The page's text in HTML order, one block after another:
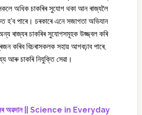
অধিক চাকৰিৰ সুযোগ থকা আন ৰাজ্যলৈ
হ’ব পাৰে। চৰকাৰে এনে সজাগতা অভিযান
অন্য ৰাজ্যৰ চাকৰিৰ সুযোগসমূহক উজ্জ্বল কৰি
কৰিব বিচৰাসকলক সহায় আগবঢ়াব পাৰে,
আৰু চাকৰি নিযুক্তি সেৱা।
অৱদান || Science in Everyday